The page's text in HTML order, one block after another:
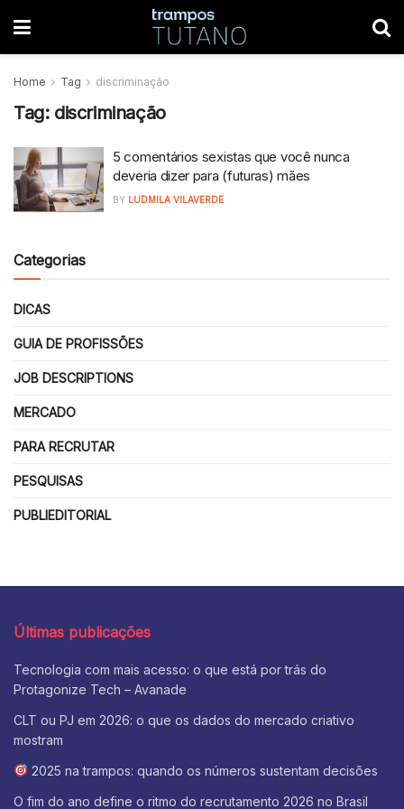
Home Tag discriminação
Tag: discriminação
5 comentários sexistas que você nunca
deveria dizer para (futuras) mães
BY LUDMILA VILAVERDE
Categorias
DICAS
GUIA DE PROFISSÕES
JOB DESCRIPTIONS
MERCADO
PARA RECRUTAR
PESQUISAS
PUBLIEDITORIAL
Últimas publicações
Tecnologia com mais acesso: o que está por trás do
Protagonize Tech – Avanade
CLT ou PJ em 2026: o que os dados do mercado criativo
mostram
2025 na trampos: quando os números sustentam decisões
O fim do ano define o ritmo do recrutamento 2026 no Brasil